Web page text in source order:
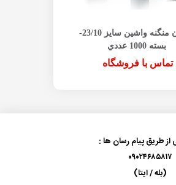
سوزن منگنه واشین سايز 23/10-
بسته 1000 عددي
تماس با فروشگاه
از طریق پیام رسان ها :
۰۹۰۲۴۶۸۵۸۱۷
(بله / ایتا)